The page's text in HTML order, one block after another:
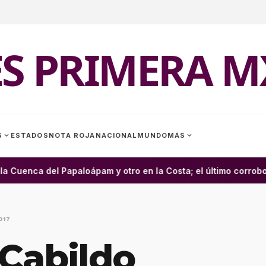
PRIMERA
expand_more ESTADOS NOTA ROJA NACIONAL MUNDOMÁS expand_more
del Papaloápam y otro en la Costa; el último